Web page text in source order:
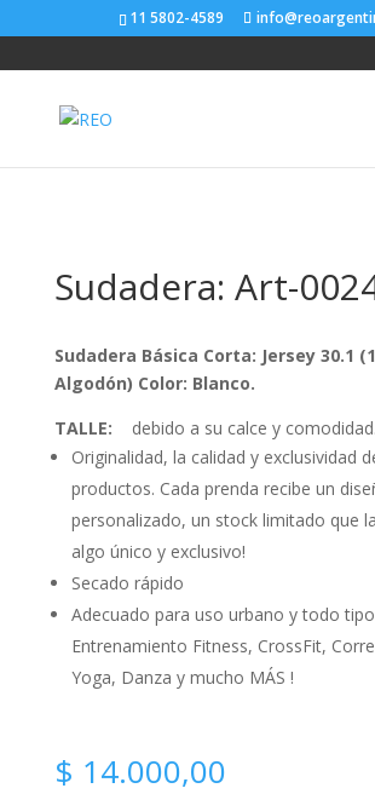
11 5802-4589
Sudadera: Art-
Sudadera Básica Corta: Jersey 30.1
Algodón) Color: Blanco.
TALLE:
debido a su calce y comodidad.
Originalidad, la calidad y exclusividad
productos. Cada prenda recibe un
personalizado, un stock limitado que
algo único y exclusivo!
Secado rápido
Adecuado para uso urbano y todo
Entrenamiento Fitness, CrossFit,
Yoga, Danza y mucho MÁS !
$ 14.000,00